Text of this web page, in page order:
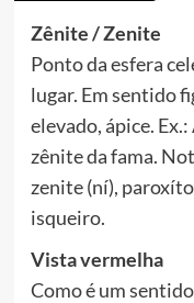
Zênite / Zenite
Ponto da esfera
lugar. Em sentido
elevado, ápice.
zênite da fama.
zenite (ní),
isqueiro.
Vista vermelha
Como é um